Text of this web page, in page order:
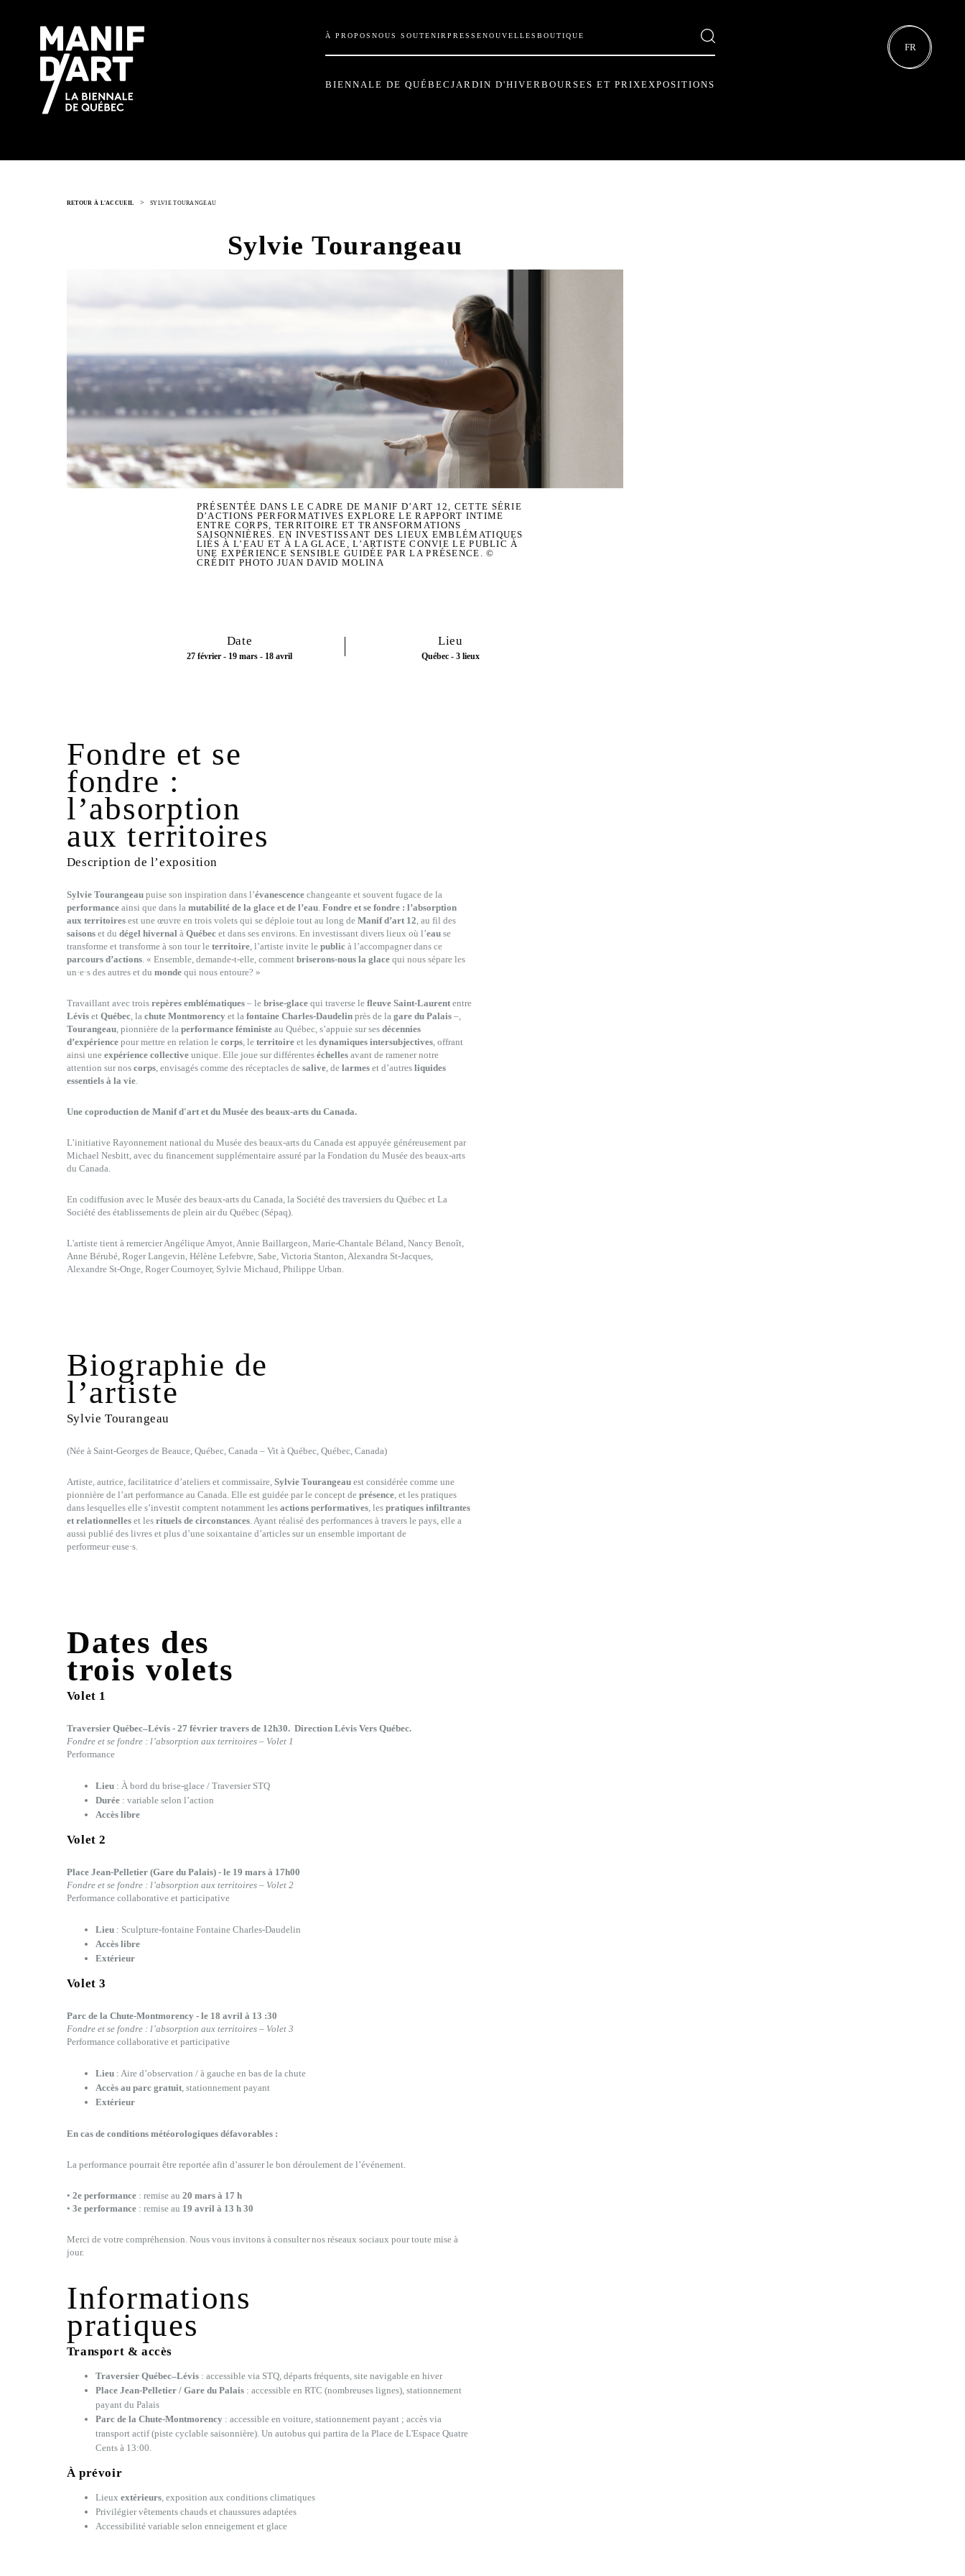
À PROPOS NOUS SOUTENIR PRESSENOUVELLES BOUTIQUE
BIENNALE DE QUÉBEC JARDIN D'HIVERBOURSES ET PRIXEXPOSITIONS
FR
RETOUR À L'ACCUEIL > SYLVIE TOURANGEAU
Sylvie Tourangeau
PRÉSENTÉE DANS LE CADRE DE MANIF D’ART 12, CETTE SÉRIE
D’ACTIONS PERFORMATIVES EXPLORE LE RAPPORT INTIME
ENTRE CORPS, TERRITOIRE ET TRANSFORMATIONS
SAISONNIÈRES. EN INVESTISSANT DES LIEUX EMBLÉMATIQUES
LIÉS À L’EAU ET À LA GLACE, L’ARTISTE CONVIE LE PUBLIC À
UNE EXPÉRIENCE SENSIBLE GUIDÉE PAR LA PRÉSENCE. ©
CRÉDIT PHOTO JUAN DAVID MOLINA
Date
27 février - 19 mars - 18 avril
Lieu
Québec - 3 lieux
Fondre et se
fondre :
l’absorption
aux territoires
Description de l’exposition
Sylvie Tourangeaupuise son inspiration dans l’évanescencechangeante et souvent fugace de la
performanceainsi que dans la mutabilité de la glace et de l’eau. Fondre et se fondre : l’absorption
aux territoiresest une œuvre en trois volets qui se déploie tout au long de Manif d’art 12, au fil des
saisonset du dégel hivernalà Québecet dans ses environs. En investissant divers lieux où l’eause
transforme et transforme à son tour le territoire, l’artiste invite le publicà l’accompagner dans ce
parcours d’actions. « Ensemble, demande-t-elle, comment briserons-nous la glacequi nous sépare les
un·e·s des autres et du mondequi nous entoure? »
Travaillant avec trois repères emblématiques– le brise-glacequi traverse le fleuve Saint-Laurententre
Léviset Québec, la chute Montmorencyet la fontaine Charles-Daudelinprès de la gare du Palais–,
Tourangeau, pionnière de la performance féministeau Québec, s’appuie sur ses décennies
d’expériencepour mettre en relation le corps, le territoireet les dynamiques intersubjectives, offrant
ainsi une expérience collectiveunique. Elle joue sur différentes échellesavant de ramener notre
attention sur nos corps, envisagés comme des réceptacles de salive, de larmeset d’autres liquides
essentiels à la vie.
Une coproduction de Manif d'art et du Musée des beaux-arts du Canada.
L’initiative Rayonnement national du Musée des beaux-arts du Canada est appuyée généreusement par
Michael Nesbitt, avec du financement supplémentaire assuré par la Fondation du Musée des beaux-arts
du Canada.
En codiffusion avec le Musée des beaux-arts du Canada, la Société des traversiers du Québec et La
Société des établissements de plein air du Québec (Sépaq).
L'artiste tient à remercier Angélique Amyot, Annie Baillargeon, Marie-Chantale Béland, Nancy Benoît,
Anne Bérubé, Roger Langevin, Hélène Lefebvre, Sabe, Victoria Stanton, Alexandra St-Jacques,
Alexandre St-Onge, Roger Cournoyer, Sylvie Michaud, Philippe Urban.
Biographie de
l’artiste
Sylvie Tourangeau
(Née à Saint-Georges de Beauce, Québec, Canada – Vit à Québec, Québec, Canada)
Artiste, autrice, facilitatrice d’ateliers et commissaire, Sylvie Tourangeauest considérée comme une
pionnière de l’art performance au Canada. Elle est guidée par le concept de présence, et les pratiques
dans lesquelles elle s’investit comptent notamment les actions performatives, les pratiques infiltrantes
et relationnelleset les rituels de circonstances. Ayant réalisé des performances à travers le pays, elle a
aussi publié des livres et plus d’une soixantaine d’articles sur un ensemble important de
performeur·euse·s.
Dates des
trois volets
Volet 1
Traversier Québec–Lévis - 27 février travers de 12h30. Direction Lévis Vers Québec.
Fondre et se fondre : l’absorption aux territoires – Volet 1
Performance
Lieu: À bord du brise-glace / Traversier STQ
Durée: variable selon l’action
Accès libre
Volet 2
Place Jean-Pelletier (Gare du Palais) - le 19 mars à 17h00
Fondre et se fondre : l’absorption aux territoires – Volet 2
Performance collaborative et participative
Lieu: Sculpture-fontaine Fontaine Charles-Daudelin
Accès libre
Extérieur
Volet 3
Parc de la Chute-Montmorency - le 18 avril à 13 :30
Fondre et se fondre : l’absorption aux territoires – Volet 3
Performance collaborative et participative
Lieu: Aire d’observation / à gauche en bas de la chute
Accès au parc gratuit, stationnement payant
Extérieur
En cas de conditions météorologiques défavorables :
La performance pourrait être reportée afin d’assurer le bon déroulement de l’événement.
• 2e performance: remise au 20 mars à 17 h
• 3e performance: remise au 19 avril à 13 h 30
Merci de votre compréhension. Nous vous invitons à consulter nos réseaux sociaux pour toute mise à
jour.
Informations
pratiques
Transport & accès
Traversier Québec–Lévis: accessible via STQ, départs fréquents, site navigable en hiver
Place Jean-Pelletier / Gare du Palais: accessible en RTC (nombreuses lignes), stationnement
payant du Palais
Parc de la Chute-Montmorency: accessible en voiture, stationnement payant ; accès via
transport actif (piste cyclable saisonnière). Un autobus qui partira de la Place de L'Espace Quatre
Cents à 13:00.
À prévoir
Lieux extérieurs, exposition aux conditions climatiques
Privilégier vêtements chauds et chaussures adaptées
Accessibilité variable selon enneigement et glace